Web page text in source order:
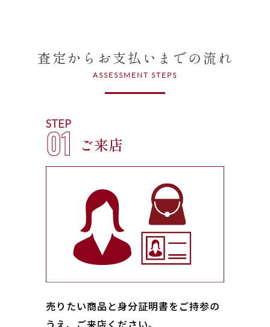
査定からお支払いまでの流れ
ASSESSMENT STEPS
STEP
01 ご来店
売りたい商品と身分証明書をご持参の
うえ、ご来店ください｡